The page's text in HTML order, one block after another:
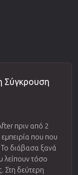
Σύγκρουση
πριν από 2
εμπειρία που που
διάβασα ξανά
λείπουν τόσο
Στη δεύτερη